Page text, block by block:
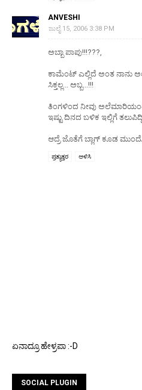
ANVESHI
ಜುಲೈ 15, 2006 3:38 PM
ಅಬ್ಬಾ ಪಾಪು!!!???,
ಕಾಮೆಂಟ್ ಎಲ್ಲಿದೆ ಅಂತ ನಾನು
ಸಿಕ್ತಲ್ಲ... ಅಬ್ಬ...!!!
ತಿಂಗಳಿಂದ ನೀವು ಅಲೆಮಾರಿಯಂತೆ
ಇಷ್ಟು ದಿನದ ಬಳಿಕ ಇಲ್ಲಿಗೆ
ಆದ್ರೆ ಜೊತೆಗೆ ಬ್ಲಾಗ್ ಕೂಡ
ಪ್ರತ್ಯುತ್ತರ ಅಳಿಸಿ
ಏನಾದ್ರೂ ಹೇಳ್ರಪಾ :-D
SOCIAL PLUGIN